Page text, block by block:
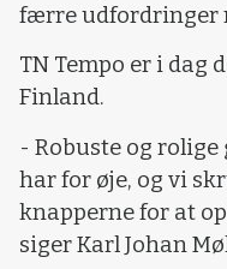
færre udfordringer
TN Tempo er i dag
Finland.
- Robuste og
har for øje, og vi
knapperne for at
siger Karl Johan